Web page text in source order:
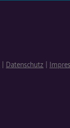
Datenschutz